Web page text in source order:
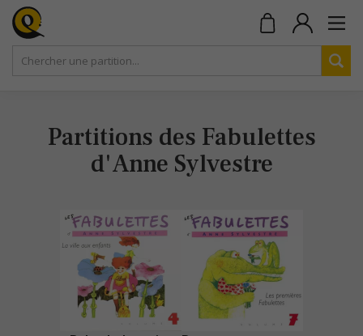
Partitions des Fabulettes
d'Anne Sylvestre